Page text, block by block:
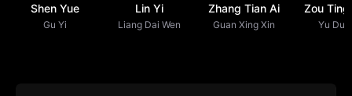
Shen Yue
Gu Yi
Lin Yi
Liang Dai Wen
Zhang Tian Ai
Guan Xing Xin
Zou Ting
Yu Du